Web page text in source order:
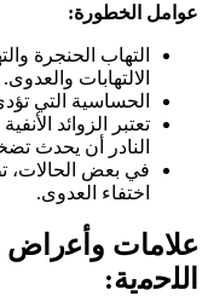
عوامل الخطورة:
التهاب الحنجرة
الالتهابات والعدوى.
الحساسية التي
تعتبر الزوائد
النادر أن يحدث
في بعض الحالات،
اختفاء العدوى.
ﻋﻼﻣﺎت وأﻋراض
اﻟﻠﺣﻣﯾﺔ: